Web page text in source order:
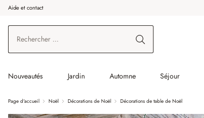
au contenu principal
Aller à la recherche
Aller à la navigation principale
Aide et contact
Nouveautés Jardin Automne Séjour
Page d'accueil Noël Décorations de Noël Décorations de table de Noël